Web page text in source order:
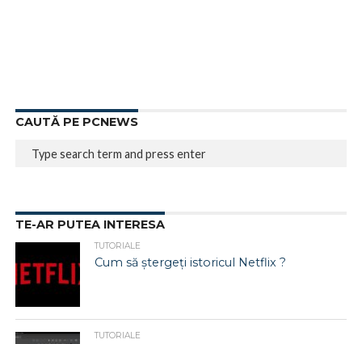
CAUTĂ PE PCNEWS
TE-AR PUTEA INTERESA
TUTORIALE
Cum să ștergeți istoricul Netflix ?
TUTORIALE